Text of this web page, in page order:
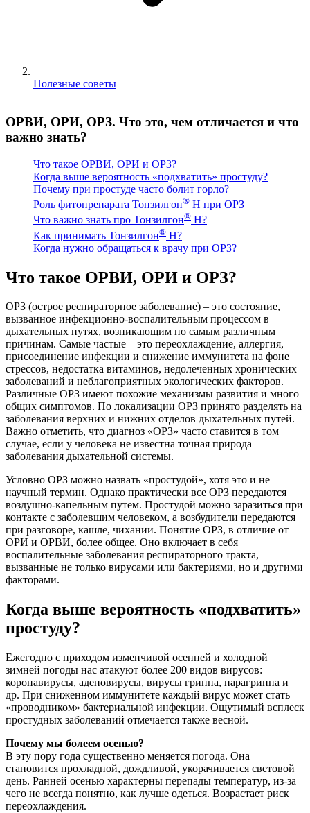
Полезные советы
ОРВИ, ОРИ, ОРЗ. Что это, чем отличается и что
важно знать?
Что такое ОРВИ, ОРИ и ОРЗ?
Когда выше вероятность «подхватить» простуду?
Почему при простуде часто болит горло?
Роль фитопрепарата Тонзилгон® Н при ОРЗ
Что важно знать про Тонзилгон® Н?
Как принимать Тонзилгон® Н?
Когда нужно обращаться к врачу при ОРЗ?
Что такое ОРВИ, ОРИ и ОРЗ?
ОРЗ (острое респираторное заболевание) – это состояние,
вызванное инфекционно-воспалительным процессом в
дыхательных путях, возникающим по самым различным
причинам. Самые частые – это переохлаждение, аллергия,
присоединение инфекции и снижение иммунитета на фоне
стрессов, недостатка витаминов, недолеченных хронических
заболеваний и неблагоприятных экологических факторов.
Различные ОРЗ имеют похожие механизмы развития и много
общих симптомов. По локализации ОРЗ принято разделять на
заболевания верхних и нижних отделов дыхательных путей.
Важно отметить, что диагноз «ОРЗ» часто ставится в том
случае, если у человека не известна точная природа
заболевания дыхательной системы.
Условно ОРЗ можно назвать «простудой», хотя это и не
научный термин. Однако практически все ОРЗ передаются
воздушно-капельным путем. Простудой можно заразиться при
контакте с заболевшим человеком, а возбудители передаются
при разговоре, кашле, чихании. Понятие ОРЗ, в отличие от
ОРИ и ОРВИ, более общее. Оно включает в себя
воспалительные заболевания респираторного тракта,
вызванные не только вирусами или бактериями, но и другими
факторами.
Когда выше вероятность «подхватить»
простуду?
Ежегодно с приходом изменчивой осенней и холодной
зимней погоды нас атакуют более 200 видов вирусов:
коронавирусы, аденовирусы, вирусы гриппа, парагриппа и
др. При сниженном иммунитете каждый вирус может стать
«проводником» бактериальной инфекции. Ощутимый всплеск
простудных заболеваний отмечается также весной.
Почему мы болеем осенью?
В эту пору года существенно меняется погода. Она
становится прохладной, дождливой, укорачивается световой
день. Ранней осенью характерны перепады температур, из-за
чего не всегда понятно, как лучше одеться. Возрастает риск
переохлаждения.